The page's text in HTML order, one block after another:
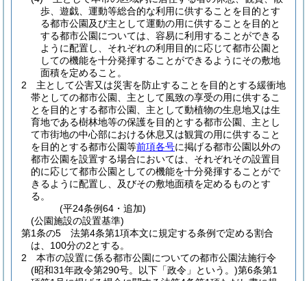
歩、遊戯、運動等総合的な利用に供することを目的とす
る都市公園及び主として運動の用に供することを目的と
する都市公園については、容易に利用することができる
ように配置し、それぞれの利用目的に応じて都市公園と
しての機能を十分発揮することができるようにその敷地
面積を定めること。
2
主として公害又は災害を防止することを目的とする緩衝地
帯としての都市公園、主として風致の享受の用に供するこ
とを目的とする都市公園、主として動植物の生息地又は生
育地である樹林地等の保護を目的とする都市公園、主とし
て市街地の中心部における休息又は観賞の用に供すること
を目的とする都市公園等前項各号に掲げる都市公園以外の
都市公園を設置する場合においては、それぞれその設置目
的に応じて都市公園としての機能を十分発揮することがで
きるように配置し、及びその敷地面積を定めるものとす
る。
(平24条例64・追加)
(公園施設の設置基準)
第1条の5
法第4条第1項本文に規定する条例で定める割合
は、100分の2とする。
2
本市の設置に係る都市公園についての都市公園法施行令
(昭和31年政令第290号。以下「政令」という。)第6条第1